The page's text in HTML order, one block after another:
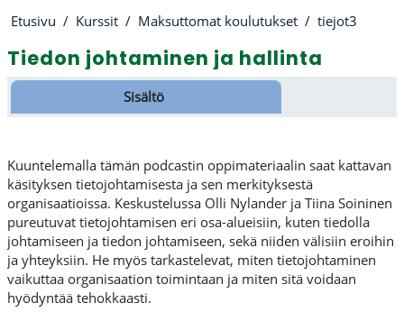
Etusivu Kurssit Maksuttomat koulutukset tiejot3
Tiedon johtaminen ja hallinta
Osion ääriviiva
Sisältö
Kuuntelemalla tämän podcastin oppimateriaalin saat kattavan
käsityksen tietojohtamisesta ja sen merkityksestä
organisaatioissa. Keskustelussa Olli Nylander ja Tiina Soininen
pureutuvat tietojohtamisen eri osa-alueisiin, kuten tiedolla
johtamiseen ja tiedon johtamiseen, sekä niiden välisiin eroihin
ja yhteyksiin. He myös tarkastelevat, miten tietojohtaminen
vaikuttaa organisaation toimintaan ja miten sitä voidaan
hyödyntää tehokkaasti.